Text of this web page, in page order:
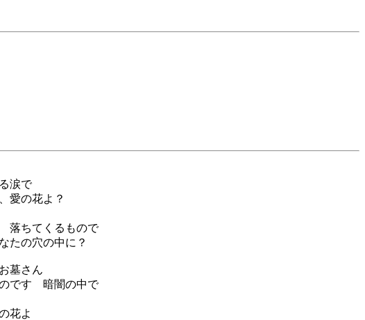
涙で
愛の花よ？
落ちてくるもので
たの穴の中に？
墓さん
です 暗闇の中で
花よ